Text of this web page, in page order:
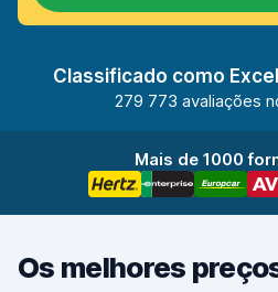
Classificado como
279 773 avaliações
Mais de 1000
Os melhores